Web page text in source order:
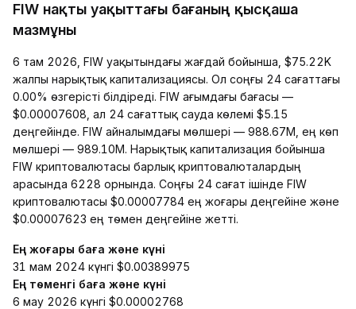
FIW нақты уақыттағы бағаның қысқаша
мазмұны
6 там 2026, FIW уақытындағы жағдай бойынша, $75.22K
жалпы нарықтық капитализациясы. Ол соңғы 24 сағаттағы
0.00% өзгерісті білдіреді. FIW ағымдағы бағасы —
$0.00007608, ал 24 сағаттық сауда көлемі $5.15
деңгейінде. FIW айналымдағы мөлшері — 988.67M, ең көп
мөлшері — 989.10M. Нарықтық капитализация бойынша
FIW криптовалютасы барлық криптовалюталардың
арасында 6228 орнында. Соңғы 24 сағат ішінде FIW
криптовалютасы $0.00007784 ең жоғары деңгейіне және
$0.00007623 ең төмен деңгейіне жетті.
Ең жоғары баға және күні
31 мам 2024 күнгі $0.00389975
Ең төменгі баға және күні
6 мау 2026 күнгі $0.00002768